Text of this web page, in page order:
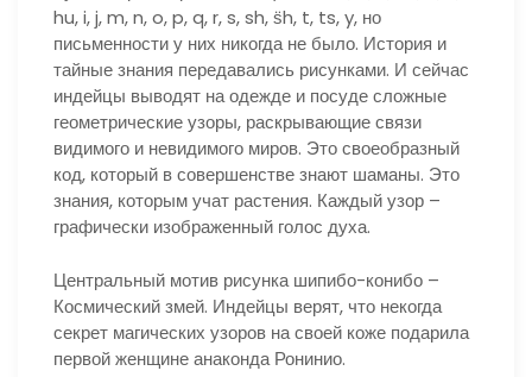
hu, i, j, m, n, o, p, q, r, s, sh, s̈h, t, ts, y, но
письменности у них никогда не было. История и
тайные знания передавались рисунками. И сейчас
индейцы выводят на одежде и посуде сложные
геометрические узоры, раскрывающие связи
видимого и невидимого миров. Это своеобразный
код, который в совершенстве знают шаманы. Это
знания, которым учат растения. Каждый узор –
графически изображенный голос духа.
Центральный мотив рисунка шипибо-конибо –
Космический змей. Индейцы верят, что некогда
секрет магических узоров на своей коже подарила
первой женщине анаконда Ронинио.